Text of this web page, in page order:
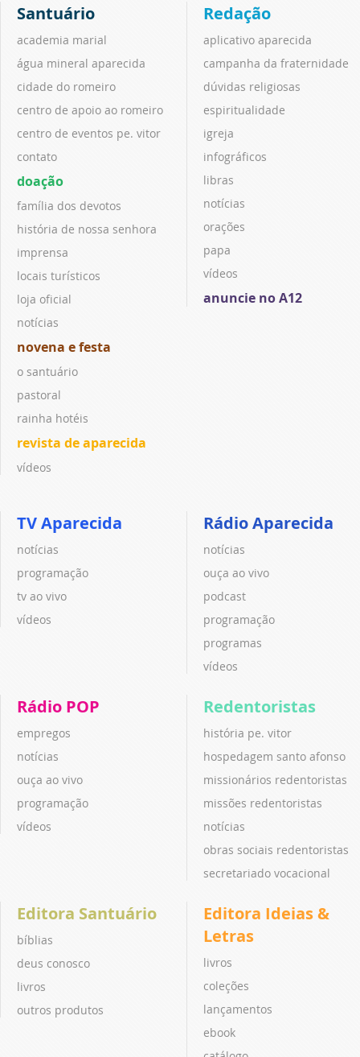
Santuário
academia marial
água mineral aparecida
cidade do romeiro
centro de apoio ao romeiro
centro de eventos pe. vitor
contato
doação
família dos devotos
história de nossa senhora
imprensa
locais turísticos
loja oficial
notícias
novena e festa
o santuário
pastoral
rainha hotéis
revista de aparecida
vídeos
Redação
aplicativo aparecida
campanha da fraternidade
dúvidas religiosas
espiritualidade
igreja
infográficos
libras
notícias
orações
papa
vídeos
anuncie no A12
TV Aparecida
notícias
programação
tv ao vivo
vídeos
Rádio Aparecida
notícias
ouça ao vivo
podcast
programação
programas
vídeos
Rádio POP
empregos
notícias
ouça ao vivo
programação
vídeos
Redentoristas
história pe. vitor
hospedagem santo afonso
missionários redentoristas
missões redentoristas
notícias
obras sociais redentoristas
secretariado vocacional
Editora Santuário
bíblias
deus conosco
livros
outros produtos
Editora Ideias &
Letras
livros
coleções
lançamentos
ebook